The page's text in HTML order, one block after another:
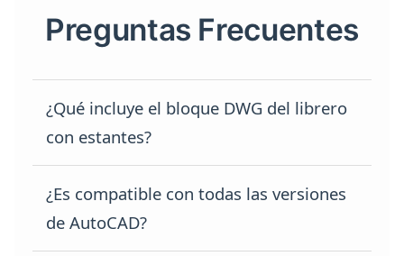
Preguntas Frecuentes
¿Qué incluye el bloque DWG del librero
con estantes?
estantes a diferentes alturas y libros en
las baldas, ideal para planos
¿Es compatible con todas las versiones
de AutoCAD?